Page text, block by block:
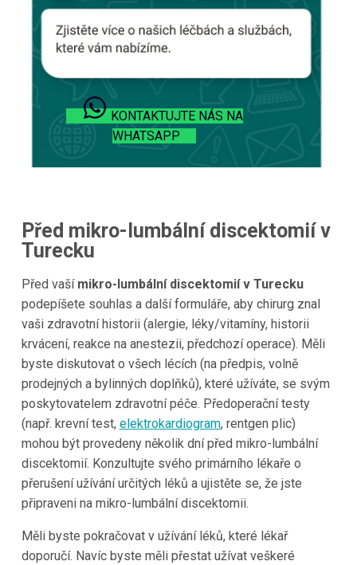
KONTAKTUJTE NÁS NA
WHATSAPP
Před mikro-lumbální discektomií v
Turecku
Před vaší mikro-lumbální discektomií v Turecku
podepíšete souhlas a další formuláře, aby chirurg znal
vaši zdravotní historii (alergie, léky/vitamíny, historii
krvácení, reakce na anestezii, předchozí operace). Měli
byste diskutovat o všech lécích (na předpis, volně
prodejných a bylinných doplňků), které užíváte, se svým
poskytovatelem zdravotní péče. Předoperační testy
(např. krevní test, elektrokardiogram, rentgen plic)
mohou být provedeny několik dní před mikro-lumbální
discektomií. Konzultujte svého primárního lékaře o
přerušení užívání určitých léků a ujistěte se, že jste
připraveni na mikro-lumbální discektomii.
Měli byste pokračovat v užívání léků, které lékař
doporučí. Navíc byste měli přestat užívat veškeré